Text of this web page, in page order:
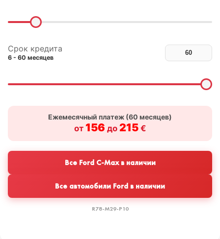
Срок кредита
6 - 60 месяцев
Ежемесячный платеж (60 месяцев)
от 156 до 215€
Все Ford C-Max в наличии
Все автомобили Ford в наличии
R78-M29-P10